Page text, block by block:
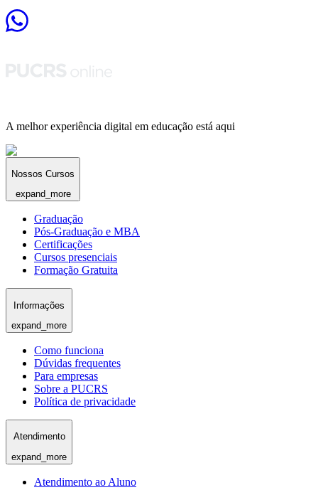
A melhor experiência digital em educação está aqui
Nossos Cursos
expand_more
Graduação
Pós-Graduação e MBA
Certificações
Cursos presenciais
Formação Gratuita
Informações
expand_more
Como funciona
Dúvidas frequentes
Para empresas
Sobre a PUCRS
Política de privacidade
Atendimento
expand_more
Atendimento ao Aluno